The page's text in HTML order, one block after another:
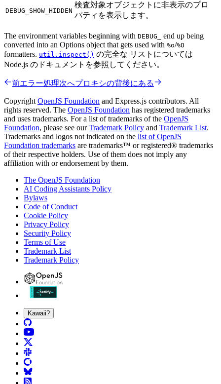
DEBUG_SHOW_HIDDEN
検査対象オブジェクトに非表示のプロ
パティを表示します。
The environment variables beginning with DEBUG_
end up being
converted into an Options object that gets used with %o/%O
formatters. util.inspect() の完全な リストについては
Node.js のドキュメントを参照してください。
前エラー処理次へプロキシの背後にある
Copyright OpenJS Foundation and Express.js contributors. All
rights reserved. The OpenJS Foundation has registered trademarks
and uses trademarks. For a list of trademarks of the OpenJS
Foundation, please see ourTrademark Policy and Trademark List.
Trademarks and logos not indicated on the list of OpenJS
Foundation trademarks are trademarks™ or registered® trademarks
of their respective holders. Use of them does not imply any
affiliation with or endorsement by them.
The OpenJS Foundation
AI Coding Assistants Policy
Bylaws
Code of Conduct
Cookie Policy
Privacy Policy
Security Policy
Terms of Use
Trademark List
Trademark Policy
Kawaii?